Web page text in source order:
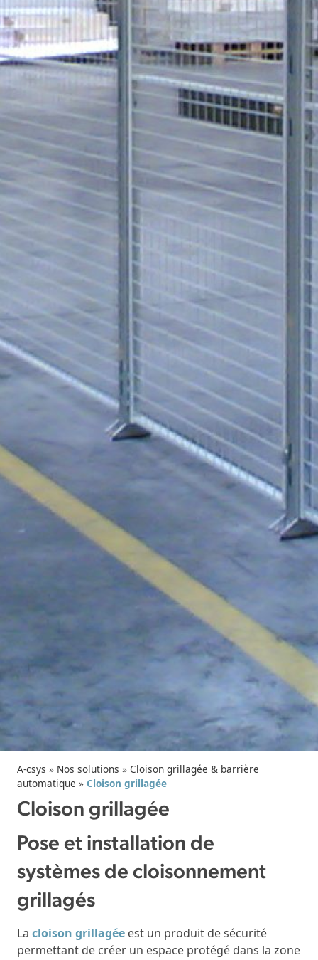
A-csys » Nos solutions » Cloison grillagée & barrière
automatique » Cloison grillagée
Cloison grillagée
Pose et installation de
systèmes de cloisonnement
grillagés
La cloison grillagée est un produit de sécurité
permettant de créer un espace protégé dans la zone